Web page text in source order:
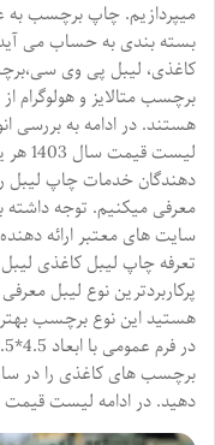
میپردازیم. چاپ برچسب به
بسته بندی به حساب می
کاغذی، لیبل پی وی
برچسب متالایز و هولوگرام
هستند. در ادامه به بررسی
دهندگان خدمات چاپ لیبل
معرفی میکنیم. توجه داشته
سایت های معتبر ارائه
تعرفه چاپ لیبل کاغذی لیبل
پرکاربردترین نوع لیبل
هستید این نوع برچسب
برچسب های کاغذی را در
دهید. در ادامه لیست